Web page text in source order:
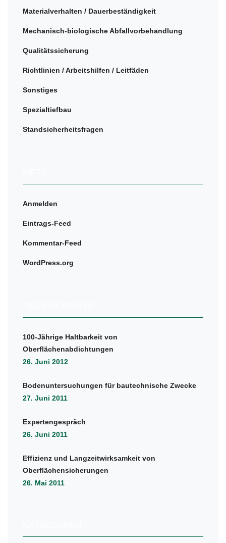
Materialverhalten / Dauerbeständigkeit
Mechanisch-biologische Abfallvorbehandlung
Qualitätssicherung
Richtlinien / Arbeitshilfen / Leitfäden
Sonstiges
Spezialtiefbau
Standsicherheitsfragen
Anmelden
Eintrags-Feed
Kommentar-Feed
WordPress.org
100-Jährige Haltbarkeit von
Oberflächenabdichtungen
26. Juni 2012
Bodenuntersuchungen für bautechnische Zwecke
27. Juni 2011
Expertengespräch
26. Juni 2011
Effizienz und Langzeitwirksamkeit von
Oberflächensicherungen
26. Mai 2011